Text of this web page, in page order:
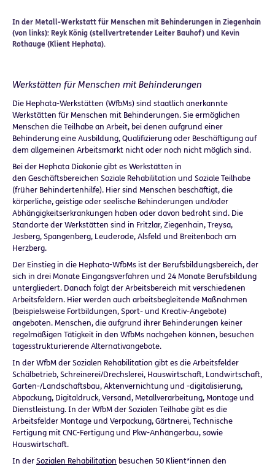
In der Metall-Werkstatt für Menschen mit Behinderungen in Ziegenhain
(von links): Reyk König (stellvertretender Leiter Bauhof) und Kevin
Rothauge (Klient Hephata).
Werkstätten für Menschen mit Behinderungen
Die Hephata-Werkstätten (WfbMs) sind staatlich anerkannte
Werkstätten für Menschen mit Behinderungen. Sie ermöglichen
Menschen die Teilhabe an Arbeit, bei denen aufgrund einer
Behinderung eine Ausbildung, Qualifizierung oder Beschäftigung auf
dem allgemeinen Arbeitsmarkt nicht oder noch nicht möglich sind.
Bei der Hephata Diakonie gibt es Werkstätten in
den Geschäftsbereichen Soziale Rehabilitation und Soziale Teilhabe
(früher Behindertenhilfe). Hier sind Menschen beschäftigt, die
körperliche, geistige oder seelische Behinderungen und/oder
Abhängigkeitserkrankungen haben oder davon bedroht sind. Die
Standorte der Werkstätten sind in Fritzlar, Ziegenhain, Treysa,
Jesberg, Spangenberg, Leuderode, Alsfeld und Breitenbach am
Herzberg.
Der Einstieg in die Hephata-WfbMs ist der Berufsbildungsbereich, der
sich in drei Monate Eingangsverfahren und 24 Monate Berufsbildung
untergliedert. Danach folgt der Arbeitsbereich mit verschiedenen
Arbeitsfeldern. Hier werden auch arbeitsbegleitende Maßnahmen
(beispielsweise Fortbildungen, Sport- und Kreativ-Angebote)
angeboten. Menschen, die aufgrund ihrer Behinderungen keiner
regelmäßigen Tätigkeit in den WfbMs nachgehen können, besuchen
tagesstrukturierende Alternativangebote.
In der WfbM der Sozialen Rehabilitation gibt es die Arbeitsfelder
Schälbetrieb, Schreinerei/Drechslerei, Hauswirtschaft, Landwirtschaft,
Garten-/Landschaftsbau, Aktenvernichtung und -digitalisierung,
Abpackung, Digitaldruck, Versand, Metallverarbeitung, Montage und
Dienstleistung. In der WfbM der Sozialen Teilhabe gibt es die
Arbeitsfelder Montage und Verpackung, Gärtnerei, Technische
Fertigung mit CNC-Fertigung und Pkw-Anhängerbau, sowie
Hauswirtschaft.
In der Sozialen Rehabilitation besuchen 50 Klient*innen den